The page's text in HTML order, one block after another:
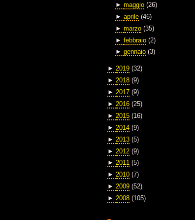
► maggio (26)
► aprile (46)
► marzo (35)
► febbraio (2)
► gennaio (3)
► 2019 (32)
► 2018 (9)
► 2017 (9)
► 2016 (25)
► 2015 (16)
► 2014 (9)
► 2013 (5)
► 2012 (9)
► 2011 (5)
► 2010 (7)
► 2009 (52)
► 2008 (105)